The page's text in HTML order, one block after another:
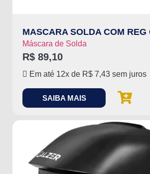
MASCARA SOLDA COM REG
Máscara de Solda
R$ 89,10
Em até 12x de R$ 7,43 sem juros
SAIBA MAIS